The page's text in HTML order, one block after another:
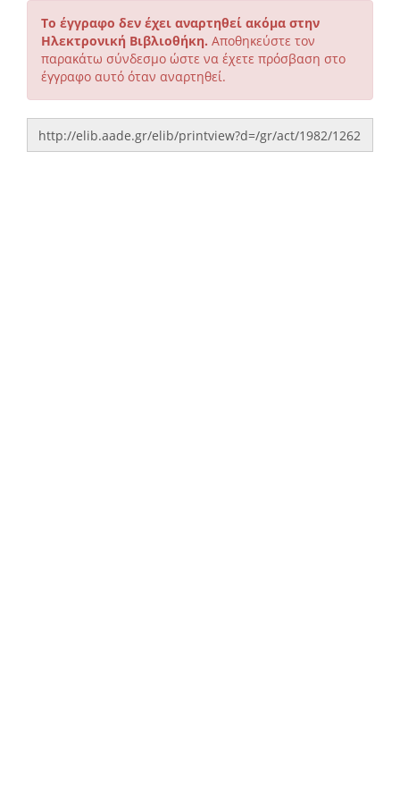
Το έγγραφο δεν έχει αναρτηθεί ακόμα στην
Ηλεκτρονική Βιβλιοθήκη. Αποθηκεύστε τον
παρακάτω σύνδεσμο ώστε να έχετε πρόσβαση στο
έγγραφο αυτό όταν αναρτηθεί.